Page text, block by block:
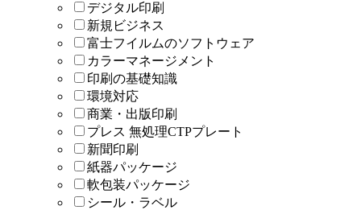
デジタル印刷
新規ビジネス
富士フイルムのソフトウェア
カラーマネージメント
印刷の基礎知識
環境対応
商業・出版印刷
プレス 無処理CTPプレート
新聞印刷
紙器パッケージ
軟包装パッケージ
シール・ラベル